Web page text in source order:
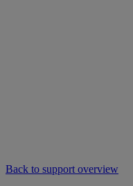
Back to support overview